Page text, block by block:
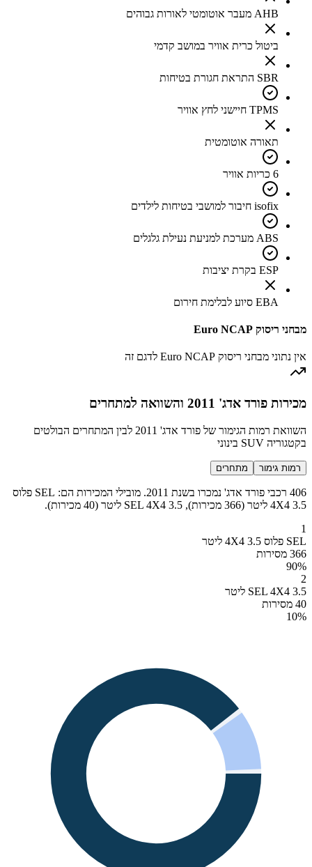
AHB מעבר אוטומטי לאורות גבוהים
ביטול כרית אוויר במושב קדמי
SBR התראת חגורת בטיחות
TPMS חיישני לחץ אוויר
תאורה אוטומטית
6 כריות אוויר
isofix חיבור למושבי בטיחות לילדים
ABS מערכת למניעת נעילת גלגלים
ESP בקרת יציבות
EBA סיוע לבלימת חירום
מבחני ריסוק Euro NCAP
אין נתוני מבחני ריסוק Euro NCAP לדגם זה
מכירות פורד אדג' 2011 והשוואה למתחרים
השוואת רמות הגימור של פורד אדג' 2011 לבין המתחרים הבולטים
בקטגוריה SUV בינוני
רמות גימור מתחרים
406 רכבי פורד אדג' נמכרו בשנת 2011. מובילי המכירות הם: SEL פלוס
4X4 3.5 ליטר (366 מכירות), SEL 4X4 3.5 ליטר (40 מכירות).
1
SEL פלוס 4X4 3.5 ליטר
366 מסירות
90%
2
SEL 4X4 3.5 ליטר
40 מסירות
10%